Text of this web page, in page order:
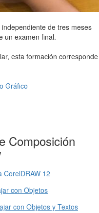
de tres meses
un examen final.
esta formación corresponde
Gráfico
Composición
CorelDRAW 12
con Objetos
con Objetos y Textos